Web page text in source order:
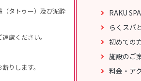
タトゥー）及び泥酔
慮ください。
りします。
RAKU
らくスパ
初めての
施設のご
料金・ア